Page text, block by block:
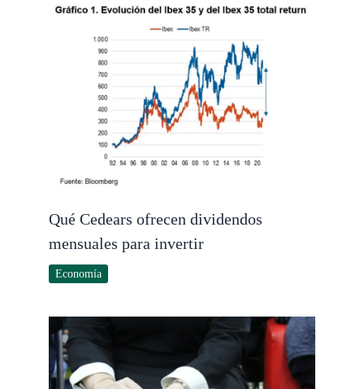
Qué Cedears ofrecen dividendos
mensuales para invertir
Economía